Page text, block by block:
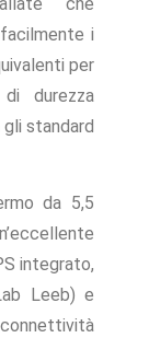
che
i
per
durezza
standard
da 5,5
integrato,
Leeb) e